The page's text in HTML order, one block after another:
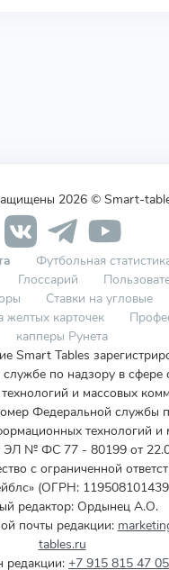
2026 © Smart-
Футбольная
Глоссарий
Ставки на угловые
желтых карточек
капперы Рунета
Smart Tables
по надзору в сфере
и массовых
Федеральной службы
технологий и
ЭЛ № ФС 77 - 80199 от
с ограниченной
(ОГРН:
редактор: Ордынец А.О.
почты редакции:
tables.ru
редакции: +7 915 815 47 05